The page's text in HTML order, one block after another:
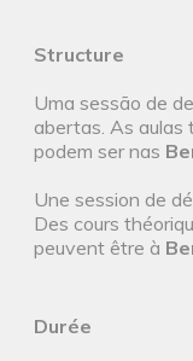
Structure
Uma sessão de
abertas. As aulas
podem ser nas
Une session de
Des cours
peuvent être à
Durée